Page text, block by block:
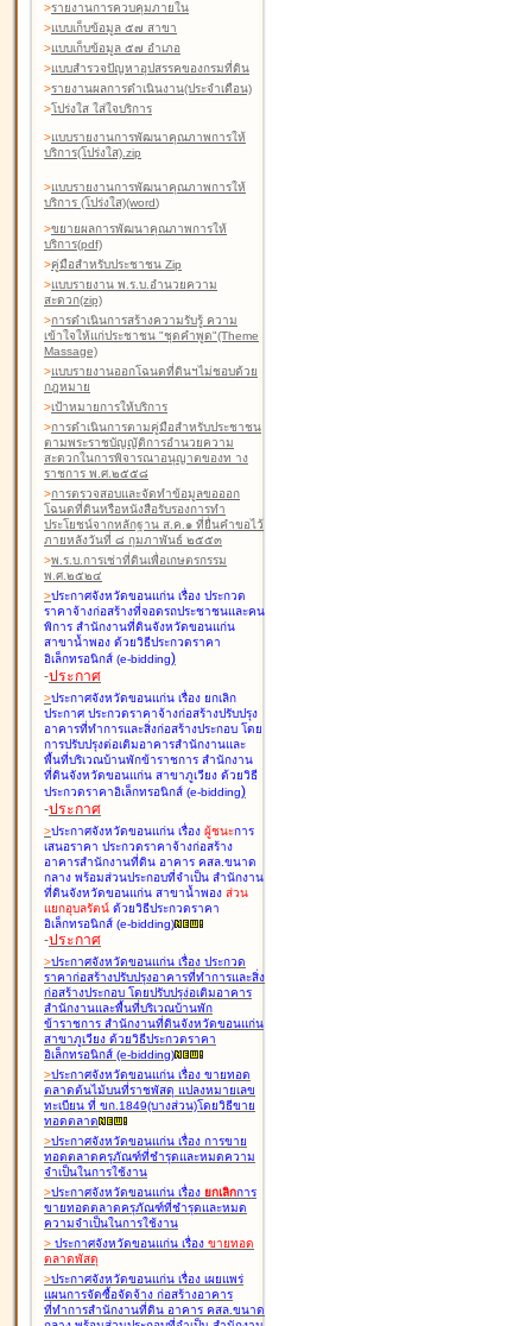
>รายงานการควบคุมภายใน
>แบบเก็บข้อมูล ๕๗ สาขา
>แบบเก็บข้อมูล ๕๗ อำเภอ
>แบบสำรวจปัญหาอุปสรรคของกรมที่ดิน
>รายงานผลการดำเนินงาน(ประจำเดือน)
>โปร่งใส ใส่ใจบริการ
>แบบรายงานการพัฒนาคุณภาพการให้
บริการ(โปร่งใส).zip
>แบบรายงานการพัฒนาคุณภาพการให้
บริการ (โปร่งใส)(word)
>ขยายผลการพัฒนาคุณภาพการให้
บริการ(pdf)
>คู่มือสำหรับประชาชน Zip
>แบบรายงาน พ.ร.บ.อำนวยความ
สะดวก(zip)
>การดำเนินการสร้างความรับรู้ ความ
เข้าใจให้แก่ประชาชน "ชุดคำพูด"(Theme
Massage)
>แบบรายงานออกโฉนดที่ดินฯไม่ชอบด้วย
กฎหมาย
>เป้าหมายการให้บริการ
>การดำเนินการตามคู่มือสำหรับประชาชน
ตามพระราชบัญญัติการอำนวยความ
สะดวกในการพิจารณาอนุญาตของท าง
ราชการ พ.ศ.๒๕๕๘
>การตรวจสอบและจัดทำข้อมูลขอออก
โฉนดที่ดินหรือหนังสือรับรองการทำ
ประโยชน์จากหลักฐาน ส.ค.๑ ที่ยื่นคำขอไว้
ภายหลังวันที่ ๘ กุมภาพันธ์ ๒๕๕๓
>พ.ร.บ.การเช่าที่ดินเพื่อเกษตรกรรม
พ.ศ.๒๕๒๔
>ประกาศจังหวัดขอนแก่น เรื่อง ประกวด
ราคาจ้างก่อสร้างที่จอดรถประชาชนและคน
พิการ สำนักงานที่ดินจังหวัดขอนแก่น
สาขาน้ำพอง ด้วยวิธีประกวดราคา
อิเล็กทรอนิกส์ (e-bidding)
-ประกาศ
>ประกาศจังหวัดขอนแก่น เรื่อง ยกเลิก
ประกาศ ประกวดราคาจ้างก่อสร้างปรับปรุง
อาคารที่ทำการและสิ่งก่อสร้างประกอบ โดย
การปรับปรุงต่อเติมอาคารสำนักงานและ
พื้นที่บริเวณบ้านพักข้าราชการ สำนักงาน
ที่ดินจังหวัดขอนแก่น สาขาภูเวียง ด้วยวิธี
ประกวดราคาอิเล็กทรอนิกส์ (e-bidding)
-ประกาศ
>ประกาศจังหวัดขอนแก่น เรื่อง ผู้ชนะการ
เสนอราคา ประกวดราคาจ้างก่อสร้าง
อาคารสำนักงานที่ดิน อาคาร คสล.ขนาด
กลาง พร้อมส่วนประกอบที่จำเป็น สำนักงาน
ที่ดินจังหวัดขอนแก่น สาขาน้ำพอง ส่วน
แยกอุบลรัตน์ ด้วยวิธีประกวดราคา
อิเล็กทรอนิกส์ (e-bidding)
-ประกาศ
>ประกาศจังหวัดขอนแก่น เรื่อง ประกวด
ราคาก่อสร้างปรับปรุงอาคารที่ทำการและสิ่ง
ก่อสร้างประกอบ โดยปรับปรุง่อเติมอาคาร
สำนักงานและพื้นที่บริเวณบ้านพัก
ข้าราชการ สำนักงานที่ดินจังหวัดขอนแก่น
สาขาภูเวียง ด้วยวิธีประกวดราคา
อิเล็กทรอนิกส์ (e-bidding)
>ประกาศจังหวัดขอนแก่น เรื่อง ขายทอด
ตลาดต้นไม้บนที่ราชพัสดุ แปลงหมายเลข
ทะเบียน ที่ ขก.1849(บางส่วน)โดยวิธีขาย
ทอดตลาด
>ประกาศจังหวัดขอนแก่น เรื่อง การขาย
ทอดตลาดครุภัณฑ์ที่ชำรุดและหมดความ
จำเป็นในการใช้งาน
>ประกาศจังหวัดขอนแก่น เรื่อง ยกเลิกการ
ขายทอดตลาดครุภัณฑ์ที่ชำรุดและหมด
ความจำเป็นในการใช้งาน
> ประกาศจังหวัดขอนแก่น เรื่อง ขายทอด
ตลาดพัสดุ
>ประกาศจังหวัดขอนแก่น เรื่อง เผยแพร่
แผนการจัดซื้อจัดจ้าง ก่อสร้างอาคาร
ที่ทำการสำนักงานที่ดิน อาคาร คสล.ขนาด